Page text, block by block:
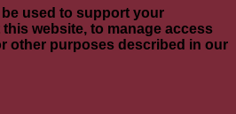
used to support your
website, to manage access
other purposes described in our